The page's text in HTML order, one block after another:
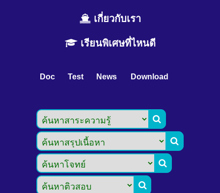
เกี่ยวกับเรา
เรียนพิเศษที่ไหนดี
Doc Test News Download



